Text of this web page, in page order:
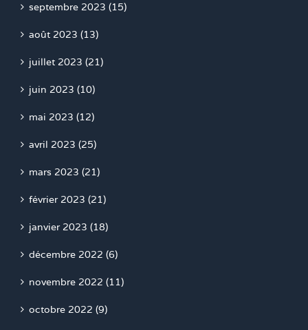
septembre 2023 (15)
août 2023 (13)
juillet 2023 (21)
juin 2023 (10)
mai 2023 (12)
avril 2023 (25)
mars 2023 (21)
février 2023 (21)
janvier 2023 (18)
décembre 2022 (6)
novembre 2022 (11)
octobre 2022 (9)